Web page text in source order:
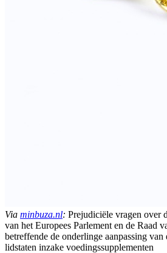
Via minbuza.nl: Prejudiciële vragen over
van het Europees Parlement en de Raad
betreffende de onderlinge aanpassing
lidstaten inzake voedingssupplementen